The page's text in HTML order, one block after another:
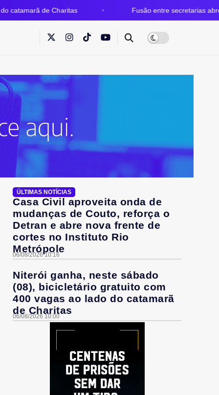
Fusão entre secretarias abre espaço para
ÚLTIMAS NOTÍCIAS
Casa Civil aproveita onda de
mudanças de Couto, reforça o
Detran e abre nova frente de
cortes no Instituto Rio
Metrópole
06/08/2026 10:16
Niterói ganha, neste sábado
(08), bicicletário gratuito com
400 vagas ao lado do catamarã
de Charitas
06/08/2026 10:00